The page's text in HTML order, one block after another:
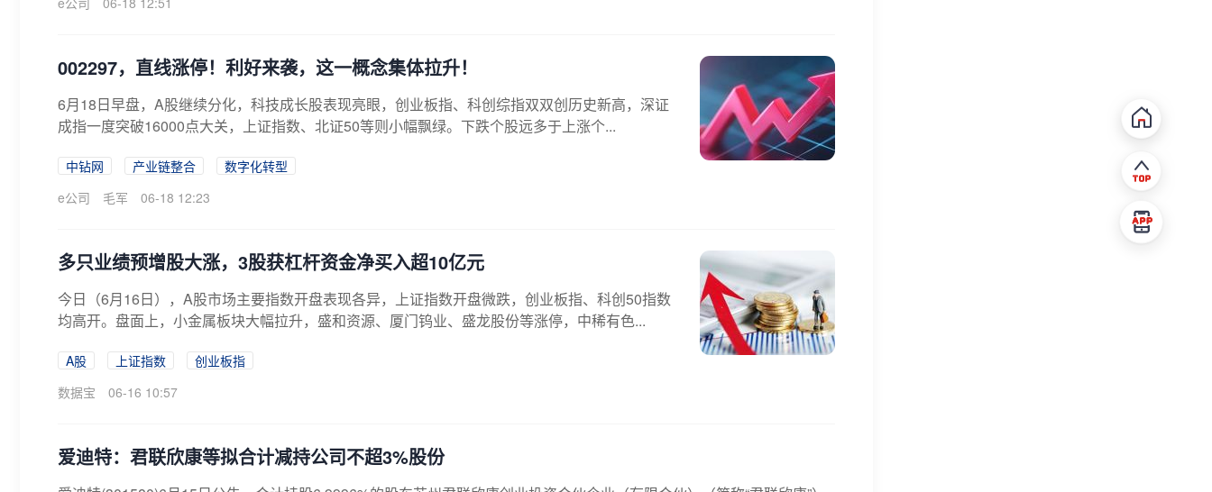
002297，直线涨停！利好来袭，这一概念集体拉升！
6月18日早盘，A股继续分化，科技成长股表现亮眼，创业板指、科创综指双双创历史新高，深证
成指一度突破16000点大关，上证指数、北证50等则小幅飘绿。下跌个股远多于上涨个...
中钻网 产业链整合
数字化转型
e公司
毛军 06-18 12:23
多只业绩预增股大涨，3股获杠杆资金净买入超10亿元
今日（6月16日），A股市场主要指数开盘表现各异，上证指数开盘微跌，创业板指、科创50指数
均高开。盘面上，小金属板块大幅拉升，盛和资源、厦门钨业、盛龙股份等涨停，中稀有色...
A股 上证指数
创业板指
数据宝
06-16 10:57
爱迪特：君联欣康等拟合计减持公司不超3%股份